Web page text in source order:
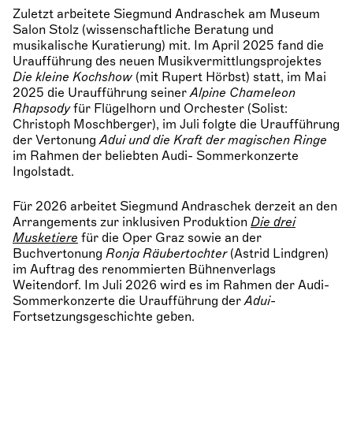
Zuletzt arbeitete Siegmund Andraschek am Museum
Salon Stolz (wissenschaftliche Beratung und
musikalische Kuratierung) mit. Im April 2025 fand die
Uraufführung des neuen Musikvermittlungsprojektes
Die kleine Kochshow (mit Rupert Hörbst) statt, im Mai
2025 die Uraufführung seinerAlpine Chameleon
Rhapsodyfür Flügelhorn und Orchester (Solist:
Christoph Moschberger), im Juli folgte die Uraufführung
der VertonungAdui und die Kraft der magischen Ringe
im Rahmen der beliebten Audi- Sommerkonzerte
Ingolstadt.
Für 2026 arbeitet Siegmund Andraschek derzeit an den
Arrangements zur inklusiven Produktion Die drei
Musketiere für die Oper Graz sowie an der
Buchvertonung Ronja Räubertochter(Astrid Lindgren)
im Auftrag des renommierten Bühnenverlags
Weitendorf. Im Juli 2026 wird es im Rahmen der Audi-
Sommerkonzerte die Uraufführung derAdui-
Fortsetzungsgeschichte geben.